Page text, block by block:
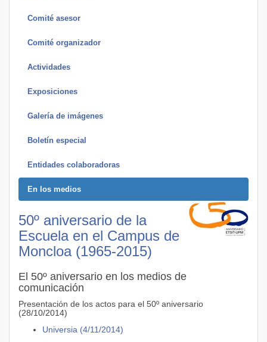
Comité asesor
Comité organizador
Actividades
Exposiciones
Galería de imágenes
Boletín especial
Entidades colaboradoras
En los medios
50º aniversario de la
Escuela en el Campus de
Moncloa (1965-2015)
El 50º aniversario en los medios de
comunicación
Presentación de los actos para el 50º aniversario
(28/10/2014)
Universia (4/11/2014)